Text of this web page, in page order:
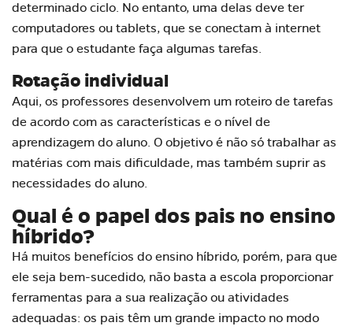
determinado ciclo. No entanto, uma delas deve ter
computadores ou tablets, que se conectam à internet
para que o estudante faça algumas tarefas.
Rotação individual
Aqui, os professores desenvolvem um roteiro de tarefas
de acordo com as características e o nível de
aprendizagem do aluno. O objetivo é não só trabalhar as
matérias com mais dificuldade, mas também suprir as
necessidades do aluno.
Qual é o papel dos pais no ensino
híbrido?
Há muitos benefícios do ensino híbrido, porém, para que
ele seja bem-sucedido, não basta a escola proporcionar
ferramentas para a sua realização ou atividades
adequadas: os pais têm um grande impacto no modo